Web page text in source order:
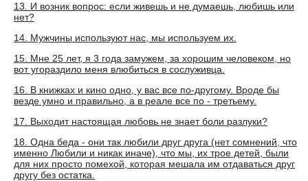
13. И возник вопрос: если живешь и не думаешь, любишь или
нет?
14. Мужчины используют нас, мы используем их.
15. Мне 25 лет, я 3 года замужем, за хорошим человеком, но
вот угораздило меня влюбиться в сослуживца.
16. В книжках и кино одно, у вас все по-другому. Вроде бы
везде умно и правильно, а в реале все по - третьему.
17. Выходит настоящая любовь не знает боли разлуки?
18. Одна беда - они так любили друг друга (нет сомнений, что
именно Любили и никак иначе), что мы, их трое детей, были
для них просто помехой, которая мешала им отдаваться друг
другу без остатка.